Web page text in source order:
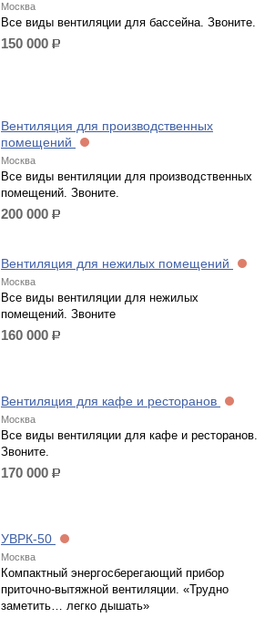
Москва
Все виды вентиляции для бассейна. Звоните.
150 000 р.
Вентиляция для производственных
помещений
Москва
Все виды вентиляции для производственных
помещений. Звоните.
200 000 р.
Вентиляция для нежилых помещений
Москва
Все виды вентиляции для нежилых
помещений. Звоните
160 000 р.
Вентиляция для кафе и ресторанов
Москва
Все виды вентиляции для кафе и ресторанов.
Звоните.
170 000 р.
УВРК-50
Москва
Компактный энергосберегающий прибор
приточно-вытяжной вентиляции. «Трудно
заметить… легко дышать»